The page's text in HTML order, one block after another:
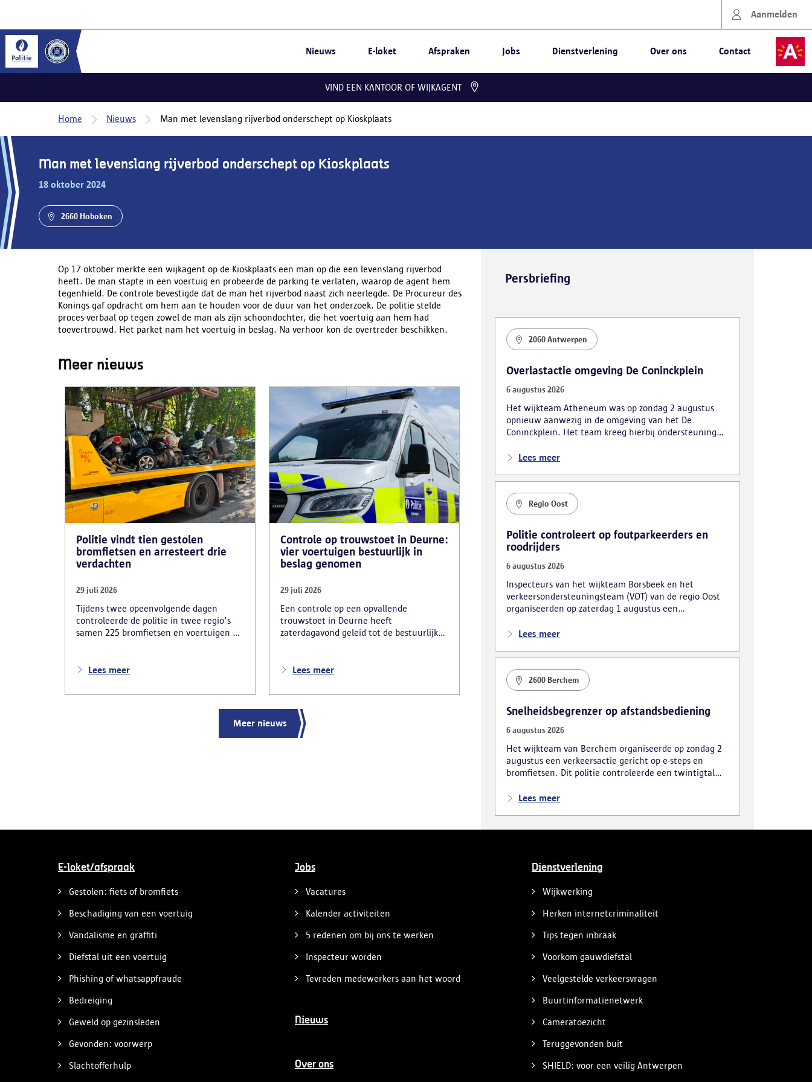
Aanmelden
Nieuws E-loket Afspraken Jobs Dienstverlening Over ons Contact
VIND EEN KANTOOR OF WIJKAGENT
Home Nieuws Man met levenslang rijverbod onderschept op Kioskplaats
Man met levenslang rijverbod onderschept op Kioskplaats
18 oktober 2024
2660 Hoboken
Op 17 oktober merkte een wijkagent op de Kioskplaats een man op die een levenslang rijverbod
heeft. De man stapte in een voertuig en probeerde de parking te verlaten, waarop de agent hem
tegenhield. De controle bevestigde dat de man het rijverbod naast zich neerlegde. De Procureur des
Konings gaf opdracht om hem aan te houden voor de duur van het onderzoek. De politie stelde
proces-verbaal op tegen zowel de man als zijn schoondochter, die het voertuig aan hem had
toevertrouwd. Het parket nam het voertuig in beslag. Na verhoor kon de overtreder beschikken.
Meer nieuws
Politie vindt tien gestolen
bromfietsen en arresteert drie
verdachten
29 juli 2026
Tijdens twee opeenvolgende dagen
controleerde de politie in twee regio's
samen 225 bromfietsen en voertuigen en
teruggevonden en zestien voertuigen zijn
arresteerde de politie ook drie
Lees meer
Controle op trouwstoet in Deurne:
vier voertuigen bestuurlijk in
beslag genomen
29 juli 2026
Een controle op een opvallende
trouwstoet in Deurne heeft
zaterdagavond geleid tot de bestuurlijke
vaststellingen van inbreuken. De politie
melding hadden gemaakt van het
verkeershinder die dat als gevolg had.
Lees meer
Meer nieuws
Persbriefing
2060 Antwerpen
Overlastactie omgeving De Coninckplein
6 augustus 2026
Het wijkteam Atheneum was op zondag 2 augustus
opnieuw aanwezig in de omgeving van het De
Coninckplein. Het team kreeg hierbij ondersteuning
verschillende vaststellingen, waarbij ook vijf personen
Lees meer
Regio Oost
Politie controleert op foutparkeerders en
roodrijders
6 augustus 2026
Inspecteurs van het wijkteam Borsbeek en het
verkeersondersteuningsteam (VOT) van de regio Oost
organiseerden op zaterdag 1 augustus een
foutparkeerders en roodrijders.
Lees meer
2600 Berchem
Snelheidsbegrenzer op afstandsbediening
6 augustus 2026
Het wijkteam van Berchem organiseerde op zondag 2
augustus een verkeersactie gericht op e-steps en
bromfietsen. Dit politie controleerde een twintigtal
Lees meer
E-loket/afspraak
Gestolen: fiets of bromfiets
Beschadiging van een voertuig
Vandalisme en graffiti
Diefstal uit een voertuig
Phishing of whatsappfraude
Bedreiging
Geweld op gezinsleden
Gevonden: voorwerp
Slachtofferhulp
Jobs
Vacatures
Kalender activiteiten
5 redenen om bij ons te werken
Inspecteur worden
Tevreden medewerkers aan het woord
Nieuws
Over ons
Dienstverlening
Wijkwerking
Herken internetcriminaliteit
Tips tegen inbraak
Voorkom gauwdiefstal
Veelgestelde verkeersvragen
Buurtinformatienetwerk
Cameratoezicht
Teruggevonden buit
SHIELD: voor een veilig Antwerpen